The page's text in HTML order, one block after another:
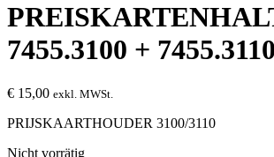
7455.3100 + 7455.3110
€ 15,00 exkl. MWSt.
PRIJSKAARTHOUDER 3100/3110
Nicht vorrätig